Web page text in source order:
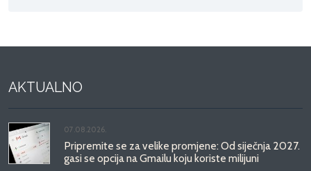
AKTUALNO
07.08.2026.
Pripremite se za velike promjene: Od siječnja 2027.
gasi se opcija na Gmailu koju koriste milijuni